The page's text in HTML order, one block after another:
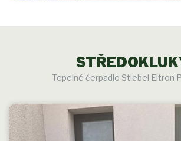
Tepelné čerpadlo Stiebel Eltron